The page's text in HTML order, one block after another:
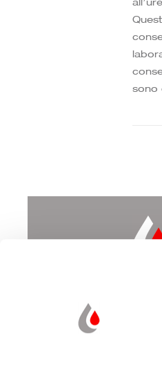
sono
Dott.
Via
47521
Tel.